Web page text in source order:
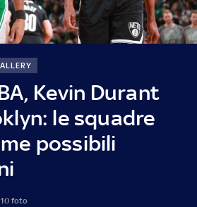
Kevin Durant
le squadre
possibili
10 foto